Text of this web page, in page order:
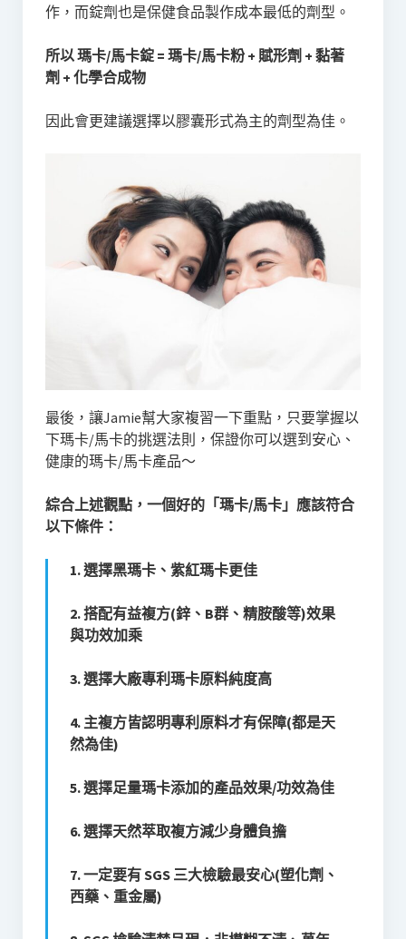
作，而錠劑也是保健食品製作成本最低的劑型。
所以 瑪卡/馬卡錠 = 瑪卡/馬卡粉 + 賦形劑 + 黏著
劑 + 化學合成物
因此會更建議選擇以膠囊形式為主的劑型為佳。
最後，讓Jamie幫大家複習一下重點，只要掌握以
下瑪卡/馬卡的挑選法則，保證你可以選到安心、
健康的瑪卡/馬卡產品～
綜合上述觀點，一個好的「瑪卡/馬卡」應該符合
以下條件：
1. 選擇黑瑪卡、紫紅瑪卡更佳
2. 搭配有益複方(鋅、B群、精胺酸等)效果
與功效加乘
3. 選擇大廠專利瑪卡原料純度高
4. 主複方皆認明專利原料才有保障(都是天
然為佳)
5. 選擇足量瑪卡添加的產品效果/功效為佳
6. 選擇天然萃取複方減少身體負擔
7. 一定要有 SGS 三大檢驗最安心(塑化劑、
西藥、重金屬)